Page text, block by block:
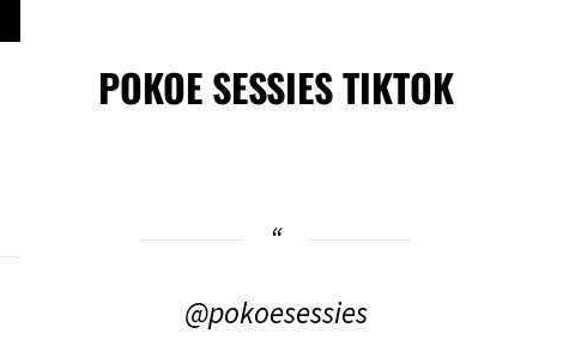
POKOE SESSIES TIKTOK
@pokoesessies